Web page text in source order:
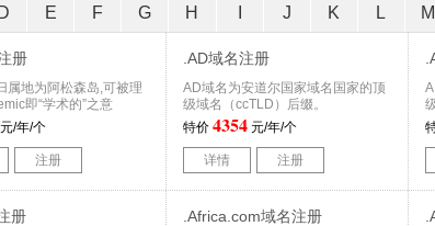
D E F G H J K L M
册
属地为阿松森岛,可被理
即“学术的”之意
元/年/个
注册
.AD域名注册
AD域名为安道尔国家域名国家的顶
级域名（ccTLD）后缀。
特价 4354 元/年/个
详情 注册
册 .Africa.com域名注册